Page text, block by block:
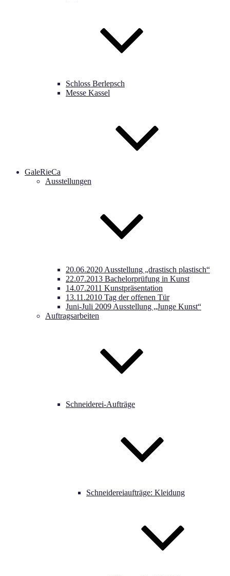
Schloss Berlepsch
Messe Kassel
GaleRieCa
Ausstellungen
20.06.2020 Ausstellung „drastisch plastisch“
22.07.2013 Bachelorprüfung in Kunst
14.07.2011 Kunstpräsentation
13.11.2010 Tag der offenen Tür
Juni-Juli 2009 Ausstellung „Junge Kunst“
Auftragsarbeiten
Schneiderei-Aufträge
Schneidereiaufträge: Kleidung